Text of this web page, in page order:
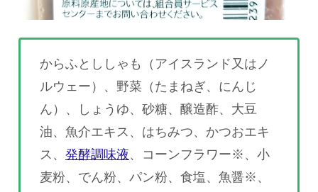
からふとししゃも（アイスランド又はノ
ルウェー）、野菜（たまねぎ、にんじ
ん）、しょうゆ、砂糖、醸造酢、大豆
油、魚介エキス、はちみつ、かつおエキ
ス、 発酵調味液、コーンフラワー※、小
麦粉、でん粉、パン粉、食塩、魚醤※、